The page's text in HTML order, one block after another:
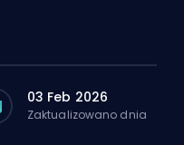
03 Feb 2026
Zaktualizowano dnia